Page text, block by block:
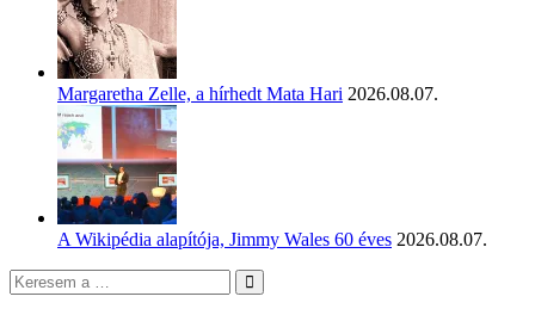
Margaretha Zelle, a hírhedt Mata Hari 2026.08.07.
A Wikipédia alapítója, Jimmy Wales 60 éves 2026.08.07.